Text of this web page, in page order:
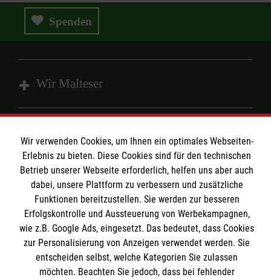
Spenden
Wir Malteser
Angebote und Leistungen
Mitarbeiten & Stellenangebote
Wir Malteser
Informationen
Kontakt
Impressum
Datenschutz
Malteser online
Malteserorden
Wir verwenden Cookies, um Ihnen ein optimales Webseiten-
Erlebnis zu bieten. Diese Cookies sind für den technischen
Betrieb unserer Webseite erforderlich, helfen uns aber auch
dabei, unsere Plattform zu verbessern und zusätzliche
Funktionen bereitzustellen. Sie werden zur besseren
Erfolgskontrolle und Aussteuerung von Werbekampagnen,
wie z.B. Google Ads, eingesetzt. Das bedeutet, dass Cookies
zur Personalisierung von Anzeigen verwendet werden. Sie
entscheiden selbst, welche Kategorien Sie zulassen
möchten. Beachten Sie jedoch, dass bei fehlender